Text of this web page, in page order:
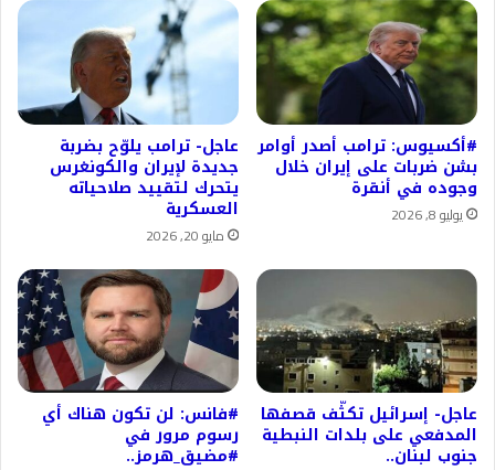
#أكسيوس: ترامب أصدر أوامر
بشن ضربات على إيران خلال
وجوده في أنقرة
يوليو 8, 2026
عاجل- ترامب يلوّح بضربة
جديدة لإيران والكونغرس
يتحرك لتقييد صلاحياته
العسكرية
مايو 20, 2026
عاجل- إسرائيل تكثّف قصفها
المدفعي على بلدات النبطية
جنوب لبنان..
#فانس: لن تكون هناك أي
رسوم مرور في
#مضيق_هرمز..